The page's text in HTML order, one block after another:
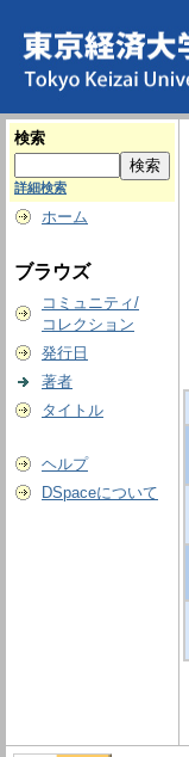
検索
詳細検索
ホーム
ブラウズ
コミュニティ/
コレクション
発行日
著者
タイトル
ヘルプ
DSpaceについて